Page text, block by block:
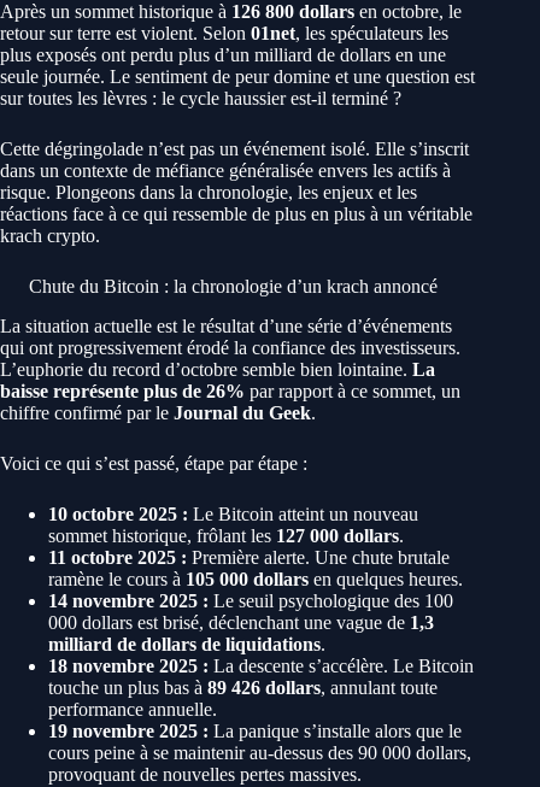
Après un sommet historique à 126 800 dollars en octobre, le
retour sur terre est violent. Selon 01net, les spéculateurs les
plus exposés ont perdu plus d’un milliard de dollars en une
seule journée. Le sentiment de peur domine et une question est
sur toutes les lèvres : le cycle haussier est-il terminé ?
Cette dégringolade n’est pas un événement isolé. Elle s’inscrit
dans un contexte de méfiance généralisée envers les actifs à
risque. Plongeons dans la chronologie, les enjeux et les
réactions face à ce qui ressemble de plus en plus à un véritable
krach crypto.
Chute du Bitcoin : la chronologie d’un krach annoncé
La situation actuelle est le résultat d’une série d’événements
qui ont progressivement érodé la confiance des investisseurs.
L’euphorie du record d’octobre semble bien lointaine. La
baisse représente plus de 26% par rapport à ce sommet, un
chiffre confirmé par le Journal du Geek.
Voici ce qui s’est passé, étape par étape :
10 octobre 2025 : Le Bitcoin atteint un nouveau
sommet historique, frôlant les 127 000 dollars.
11 octobre 2025 : Première alerte. Une chute brutale
ramène le cours à 105 000 dollars en quelques heures.
14 novembre 2025 : Le seuil psychologique des 100
000 dollars est brisé, déclenchant une vague de 1,3
milliard de dollars de liquidations.
18 novembre 2025 : La descente s’accélère. Le Bitcoin
touche un plus bas à 89 426 dollars, annulant toute
performance annuelle.
19 novembre 2025 : La panique s’installe alors que le
cours peine à se maintenir au-dessus des 90 000 dollars,
provoquant de nouvelles pertes massives.